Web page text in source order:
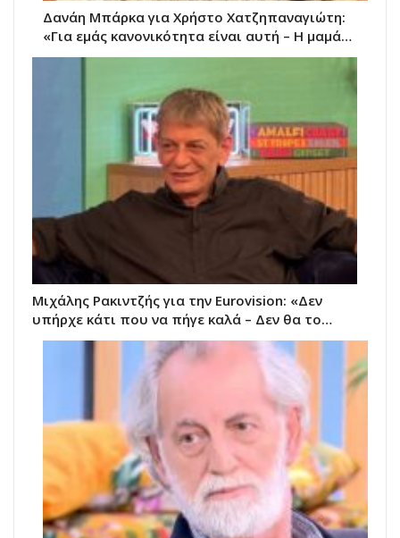
Δανάη Μπάρκα για Χρήστο Χατζηπαναγιώτη:
«Για εμάς κανονικότητα είναι αυτή – Η μαμά…
Μιχάλης Ρακιντζής για την Eurovision: «Δεν
υπήρχε κάτι που να πήγε καλά – Δεν θα το…